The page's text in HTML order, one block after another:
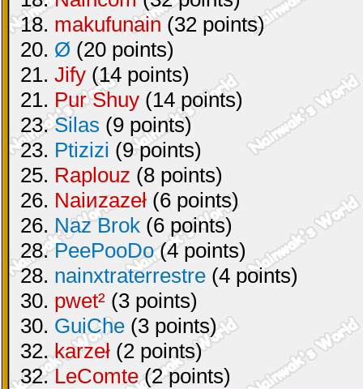
18. makufunain (32 points)
20. Ø (20 points)
21. Jify (14 points)
21. Pur Shuy (14 points)
23.Silas (9 points)
23. Ptizizi (9 points)
25. Raplouz (8 points)
26. Naiиzazeł (6 points)
26. Naz Brok (6 points)
28.PeePooDo(4 points)
28. nainxtraterrestre (4 points)
30. pwet² (3 points)
30. GuiChe (3 points)
32.karzeł (2 points)
32.LeComte(2 points)